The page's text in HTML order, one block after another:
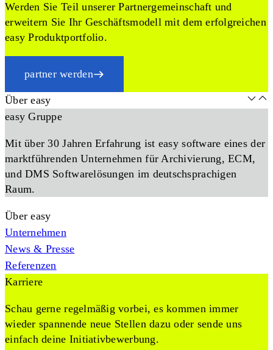
Werden Sie Teil unserer Partnergemeinschaft und
erweitern Sie Ihr Geschäftsmodell mit dem erfolgreichen
easy Produktportfolio.
partner werden
Über easy
easy Gruppe
Mit über 30 Jahren Erfahrung ist easy software eines der
marktführenden Unternehmen für Archivierung, ECM,
und DMS Softwarelösungen im deutschsprachigen
Raum.
Über easy
Unternehmen
News & Presse
Referenzen
Karriere
Schau gerne regelmäßig vorbei, es kommen immer
wieder spannende neue Stellen dazu oder sende uns
einfach deine Initiativbewerbung.